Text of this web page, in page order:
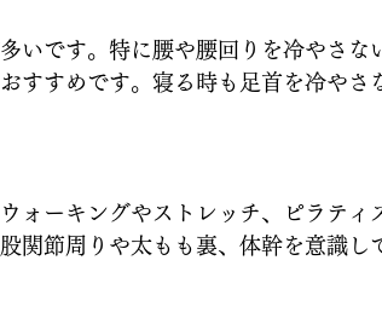
いです。特に腰や腰回りを冷やさな
すすめです。寝る時も足首を冷やさ
ォーキングやストレッチ、ピラティ
関節周りや太もも裏、体幹を意識し